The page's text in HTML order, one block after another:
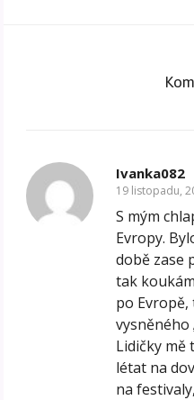
Ivanka082
19 listopadu,
S mým
Evropy.
době zase
tak
po Evropě,
vysněného
Lidičky mě
létat na
na